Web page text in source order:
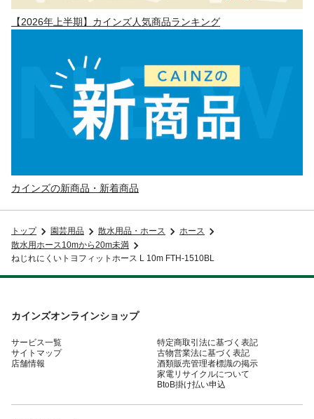
【2026年上半期】カインズ人気商品ランキング
カインズの新商品・新着商品
トップ 園芸用品 散水用品・ホース
ホース
散水用ホース10mから20m未満
ねじれにくいトヨフィットホース L 10m FTH-1510BL
カインズオンラインショップ
サービス一覧
サイトマップ
店舗情報
特定商取引法に基づく表記
古物営業法に基づく表記
酒類販売管理者標識の掲示
家電リサイクルについて
BtoB掛け払い申込